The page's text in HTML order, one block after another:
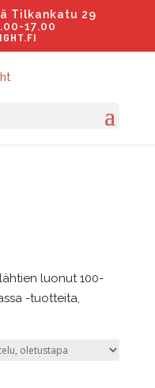
Tilkankatu 29
17.00
luonut 100-
-tuotteita,